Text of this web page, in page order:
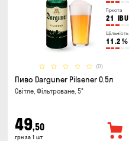
Гіркота
21 IBU
Щільність
11.2 %
(0)
Пиво Darguner Pilsener 0.5л
Світле, Фільтроване, 5°
49,50
грн за 1 шт